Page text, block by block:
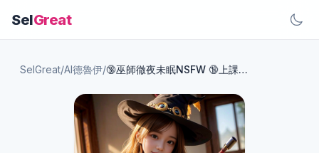
SelGreat
SelGreat/AI德魯伊/ 🔞巫師徹夜未眠NSFW 🔞上課不認真